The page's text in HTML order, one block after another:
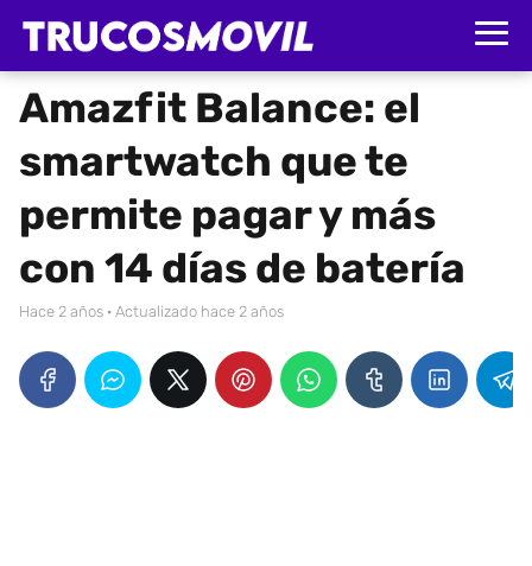
Amazfit Balance: el
smartwatch que te
permite pagar y más
con 14 días de batería
hace 2 años · Actualizado hace 2 años